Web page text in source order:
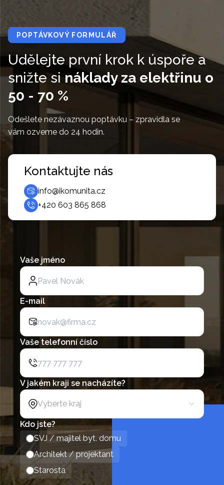
POPTÁVKOVÝ FORMULÁŘ
Udělejte první krok k úspoře a
snižte si náklady za elektřinu o
50 - 70 %
Odešlete nezávaznou poptávku – zpravidla se
vám ozveme do 24 hodin.
Kontaktujte nás
info@ikomunita.cz
+420 603 865 868
Vaše jméno
E-mail
Vaše telefonní číslo
V jakém kraji se nacházíte?
Vyberte kraj
Kdo jste?
SVJ / majitel byt. domu
Architekt / projektant
Starosta